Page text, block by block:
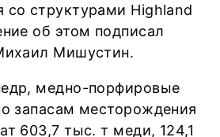
со структурами Highland
об этом подписал
Мишустин.
медно-порфировые
запасам месторождения
603,7 тыс. т меди, 124,1